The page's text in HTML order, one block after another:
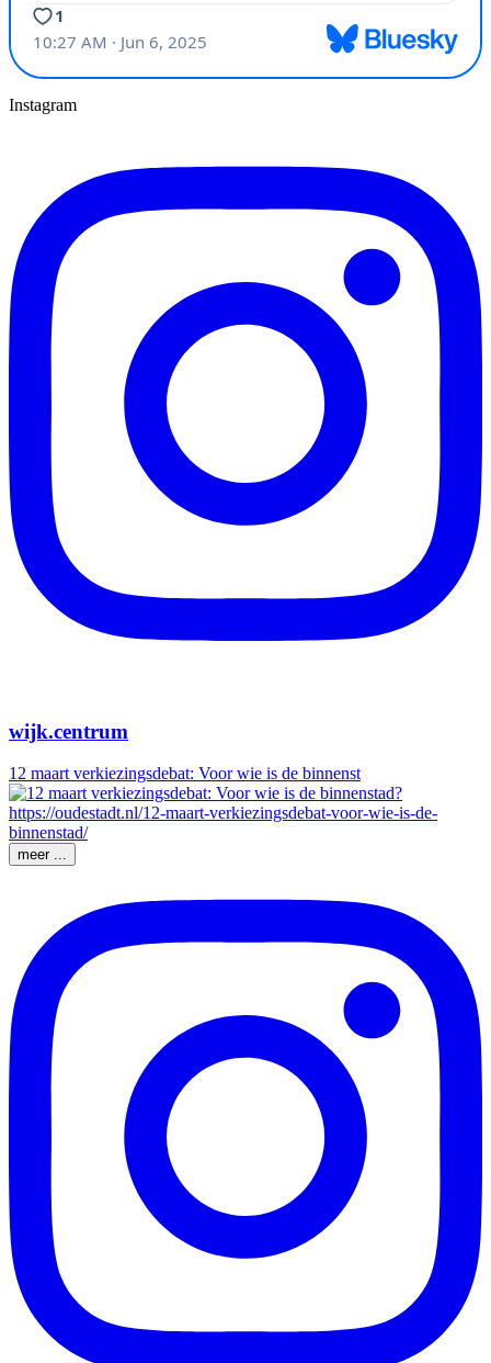
Instagram
wijk.centrum
12 maart verkiezingsdebat: Voor wie is de binnenst
meer ...